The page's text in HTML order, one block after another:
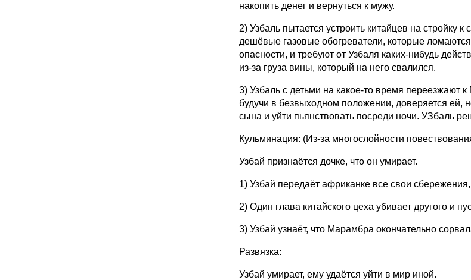
накопить денег и вернуться к мужу.
2) Узбаль пытается устроить китайцев на стройку
дешёвые газовые обогреватели, которые
опасности, и требуют от Узбаля каких-нибудь
из-за груза вины, который на него свалился.
3) Узбаль с детьми на какое-то время переезжают
будучи в безвыходном положении, доверяется ей,
сына и уйти пьянствовать посреди ночи. УЗбаль
Кульминация: (Из-за многослойности
Узбай признаётся дочке, что он умирает.
1) Узбай передаёт африканке все свои
2) Один глава китайского цеха убивает другого и
3) Узбай узнаёт, что Марамбра окончательно
Развязка:
Узбай умирает, ему удаётся уйти в мир иной.